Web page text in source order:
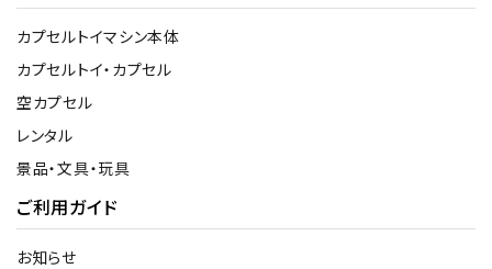
カプセルトイマシン本体
カプセルトイ・カプセル
空カプセル
レンタル
景品・文具・玩具
ご利用ガイド
お知らせ